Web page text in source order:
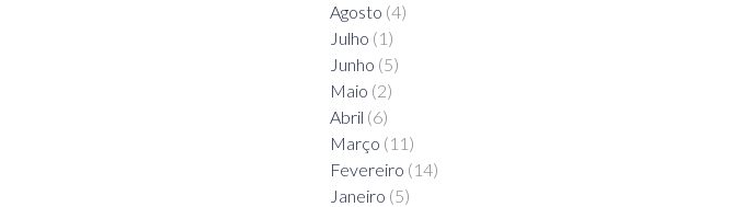
Agosto (4)
Julho (1)
Junho (5)
Maio (2)
Abril (6)
Março (11)
Fevereiro (14)
Janeiro (5)